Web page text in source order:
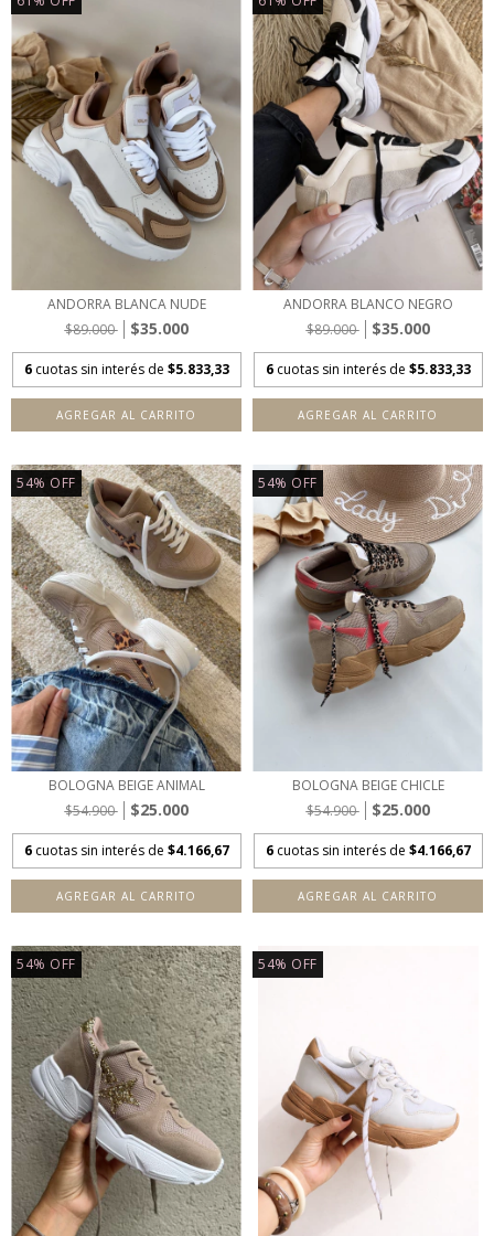
ANDORRA BLANCA NUDE
$89.000
$35.000
6 cuotas sin interés de $5.833,33
AGREGAR AL CARRITO
ANDORRA BLANCO NEGRO
$89.000
$35.000
6 cuotas sin interés de $5.833,33
AGREGAR AL CARRITO
54% OFF
BOLOGNA BEIGE ANIMAL
$54.900
$25.000
6 cuotas sin interés de $4.166,67
AGREGAR AL CARRITO
54% OFF
BOLOGNA BEIGE CHICLE
$54.900
$25.000
6 cuotas sin interés de $4.166,67
AGREGAR AL CARRITO
54% OFF 54% OFF